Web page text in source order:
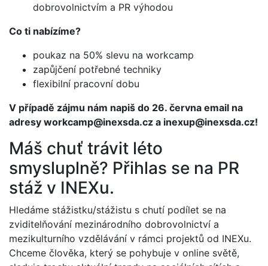
dobrovolnictvím a PR výhodou
Co ti nabízíme?
poukaz na 50% slevu na workcamp
zapůjčení potřebné techniky
flexibilní pracovní dobu
V případě zájmu nám napiš do 26. června email na
adresy workcamp@inexsda.cz a inexup@inexsda.cz!
Máš chuť trávit léto
smysluplně? Přihlas se na PR
stáž v INEXu.
Hledáme stážistku/stážistu s chutí podílet se na
zviditelňování mezinárodního dobrovolnictví a
mezikulturního vzdělávání v rámci projektů od INEXu.
Chceme člověka, který se pohybuje v online světě,